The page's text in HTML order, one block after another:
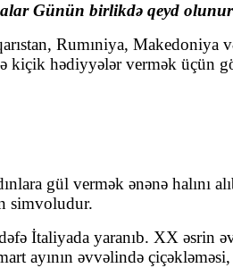
Günün birlikdə qeyd olunur
Rumıniya,
kiçik hədiyyələr vermək üçün
gül vermək ənənə halını
simvoludur.
İtaliyada yaranıb. XX əsrin
ayının əvvəlində